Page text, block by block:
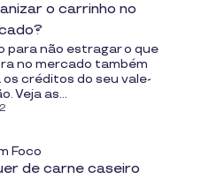
o carrinho no
para não estragar o que
no mercado também
créditos do seu vale-
Veja as...
Foco
de carne caseiro